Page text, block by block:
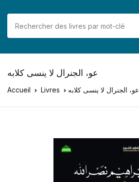
عو، الجنرال لا ينسى كلابه
Accueil Livres عو، الجنرال لا ينسى كلابه